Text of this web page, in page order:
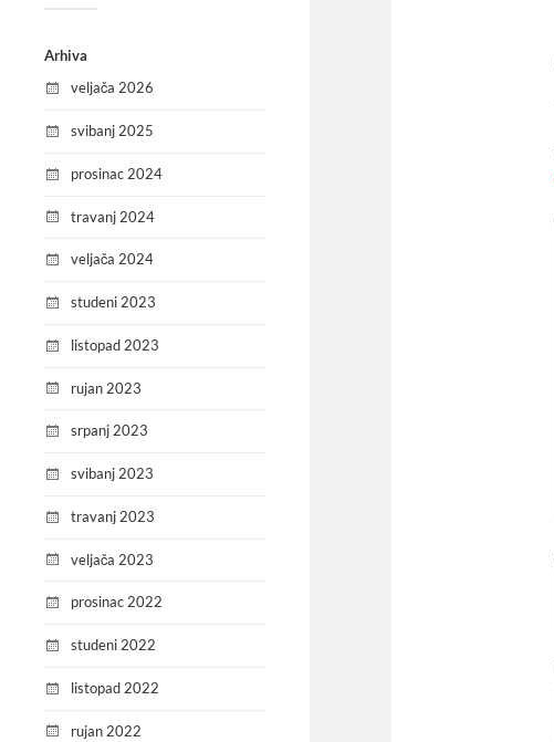
Arhiva
veljača 2026
svibanj 2025
prosinac 2024
travanj 2024
veljača 2024
studeni 2023
listopad 2023
rujan 2023
srpanj 2023
svibanj 2023
travanj 2023
veljača 2023
prosinac 2022
studeni 2022
listopad 2022
rujan 2022